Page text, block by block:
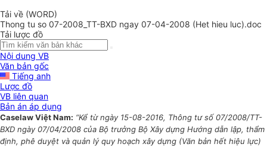
Tải về (WORD)
Thong tu so 07-2008_TT-BXD ngay 07-04-2008 (Het hieu luc).doc
Tải lược đồ
Nội dung VB
Văn bản gốc
Tiếng anh
Lược đồ
VB liên quan
Bản án áp dụng
Caselaw Việt Nam: “Kể từ ngày 15-08-2016, Thông tư số 07/2008/TT-
BXD ngày 07/04/2008 của Bộ trưởng Bộ Xây dựng Hướng dẫn lập, thẩm
định, phê duyệt và quản lý quy hoạch xây dựng (Văn bản hết hiệu lực)